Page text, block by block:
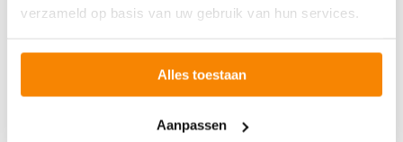
verzameld op basis van uw gebruik van hun services.
Alles toestaan
Aanpassen
Effect op je prestaties
Door actief te herstellen kun je de belasting van de week
hardloopprestaties constanter en kan blessuregevoeligheid